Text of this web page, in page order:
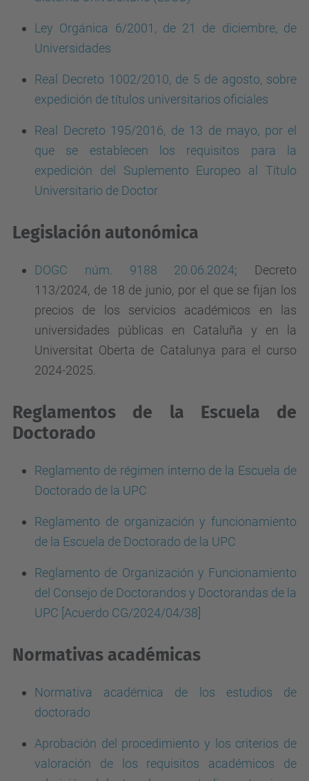
Ley Orgánica 6/2001, de 21 de diciembre, de
Universidades
Real Decreto 1002/2010, de 5 de agosto, sobre
expedición de títulos universitarios oficiales
Real Decreto 195/2016, de 13 de mayo, por el
que se establecen los requisitos para la
expedición del Suplemento Europeo al Título
Universitario de Doctor
Legislación autonómica
DOGC núm. 9188 20.06.2024; Decreto
113/2024, de 18 de junio, por el que se fijan los
precios de los servicios académicos en las
universidades públicas en Cataluña y en la
Universitat Oberta de Catalunya para el curso
2024-2025.
Reglamentos de la Escuela de
Doctorado
Reglamento de régimen interno de la Escuela de
Doctorado de la UPC
Reglamento de organización y funcionamiento
de la Escuela de Doctorado de la UPC
Reglamento de Organización y Funcionamiento
del Consejo de Doctorandos y Doctorandas de la
UPC [Acuerdo CG/2024/04/38]
Normativas académicas
Normativa académica de los estudios de
doctorado
Aprobación del procedimiento y los criterios de
valoración de los requisitos académicos de